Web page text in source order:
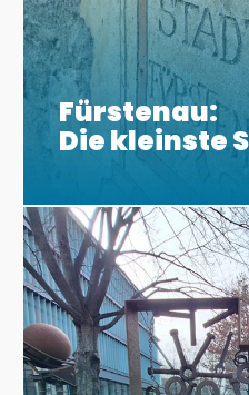
Fürstenau:
Die kleinste